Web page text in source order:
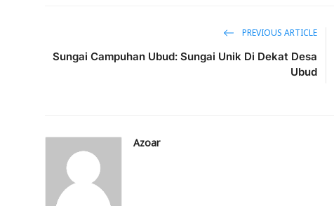
PREVIOUS ARTICLE
Sungai Campuhan Ubud: Sungai Unik Di Dekat Desa
Ubud
Azoar